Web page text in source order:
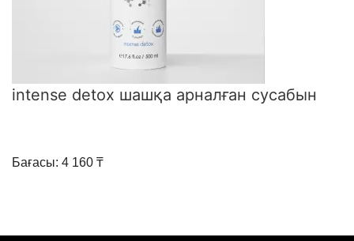
intense detox шашқа арналған сусабын
Бағасы: 4 160 ₸